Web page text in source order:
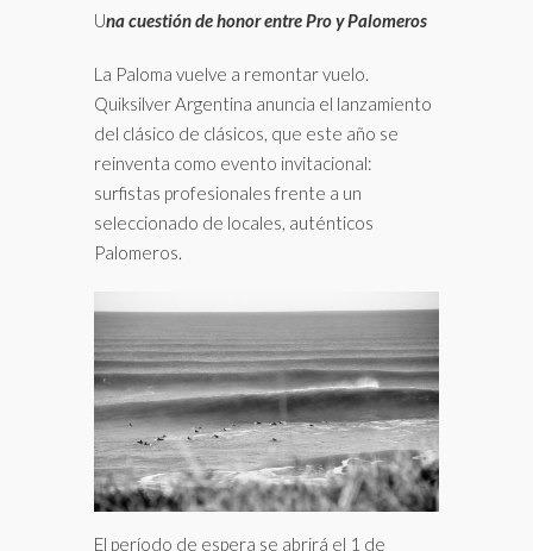
Una cuestión de honor entre Pro y Palomeros
La Paloma vuelve a remontar vuelo.
Quiksilver Argentina anuncia el lanzamiento
del clásico de clásicos, que este año se
reinventa como evento invitacional:
surfistas profesionales frente a un
seleccionado de locales, auténticos
Palomeros.
El período de espera se abrirá el 1 de